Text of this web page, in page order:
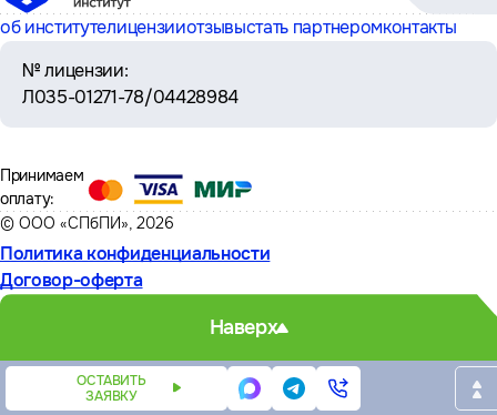
об институтелицензииотзывыстать партнеромконтакты
№ лицензии:
Л035-01271-78/04428984
© ООО «СПбПИ», 2026
Политика конфиденциальности
Договор-оферта
Принимаем
оплату:
Наверх
ОСТАВИТЬ
ЗАЯВКУ
НаписатьНаписатьТелефон